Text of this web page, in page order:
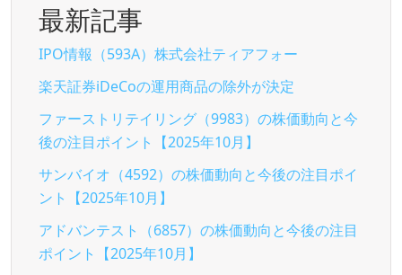
最新記事
IPO情報（593A）株式会社ティアフォー
楽天証券iDeCoの運用商品の除外が決定
ファーストリテイリング（9983）の株価動向と今
後の注目ポイント【2025年10月】
サンバイオ（4592）の株価動向と今後の注目ポイ
ント【2025年10月】
アドバンテスト（6857）の株価動向と今後の注目
ポイント【2025年10月】